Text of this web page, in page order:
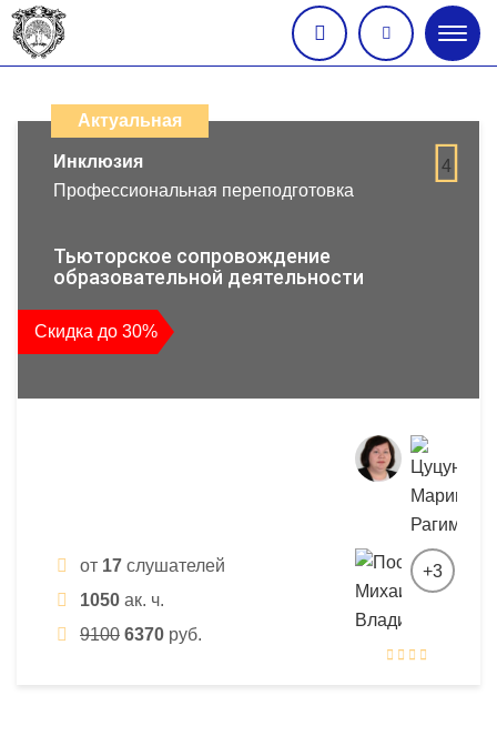
меню
дистанционных
образовательных
повышения
квалификации
и
профессиональной
Актуальная
4
Инклюзия
Профессиональная переподготовка
Тьюторское сопровождение
образовательной деятельности
Скидка до 30%
от 17 слушателей
1050 ак. ч.
9100 6370 руб.
+3